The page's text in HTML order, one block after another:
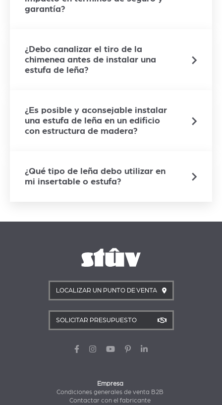
garantía?
¿Debo canalizar el tiro de la
chimenea antes de instalar una
estufa de leña?
¿Es posible y aconsejable instalar
una estufa de leña en un edificio
con estructura de madera?
¿Qué tipo de leña debo utilizar en
mi insertable o estufa?
LOCALIZAR UN PUNTO DE VENTA
SOLICITAR PRESUPUESTO
Empresa
Condiciones generales de venta B2B
Contactar con el fabricante